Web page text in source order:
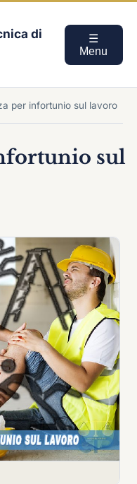
di
☰
Menu
per infortunio sul lavoro
sul